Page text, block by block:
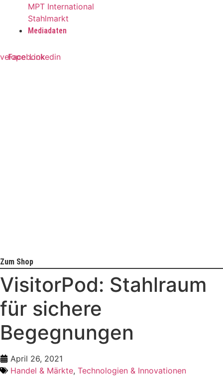
MPT International
Stahlmarkt
Mediadaten
FacebookLinkedin
Zum Shop
VisitorPod: Stahlraum
für sichere
Begegnungen
April 26, 2021
Handel & Märkte, Technologien & Innovationen